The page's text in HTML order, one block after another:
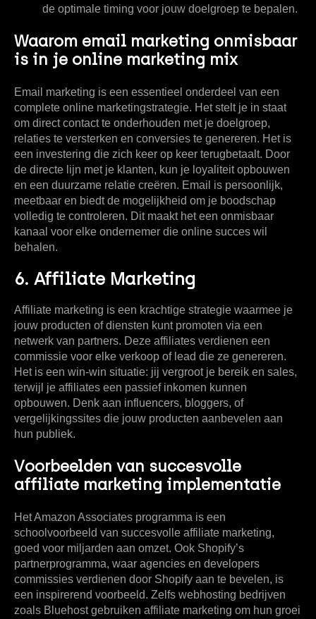
de optimale timing voor jouw doelgroep te bepalen.
Waarom email marketing onmisbaar
is in je online marketing mix
Email marketing is een essentieel onderdeel van een
complete online marketingstrategie. Het stelt je in staat
om direct contact te onderhouden met je doelgroep,
relaties te versterken en conversies te genereren. Het is
een investering die zich keer op keer terugbetaalt. Door
de directe lijn met je klanten, kun je loyaliteit opbouwen
en een duurzame relatie creëren. Email is persoonlijk,
meetbaar en biedt de mogelijkheid om je boodschap
volledig te controleren. Dit maakt het een onmisbaar
kanaal voor elke ondernemer die online succes wil
behalen.
6. Affiliate Marketing
Affiliate marketing is een krachtige strategie waarmee je
jouw producten of diensten kunt promoten via een
netwerk van partners. Deze affiliates verdienen een
commissie voor elke verkoop of lead die ze genereren.
Het is een win-win situatie: jij vergroot je bereik en sales,
terwijl je affiliates een passief inkomen kunnen
opbouwen. Denk aan influencers, bloggers, of
vergelijkingssites die jouw producten aanbevelen aan
hun publiek.
Voorbeelden van succesvolle
affiliate marketing implementatie
Het Amazon Associates programma is een
schoolvoorbeeld van succesvolle affiliate marketing,
goed voor miljarden aan omzet. Ook Shopify’s
partnerprogramma, waar agencies en developers
commissies verdienen door Shopify aan te bevelen, is
een inspirerend voorbeeld. Zelfs webhosting bedrijven
zoals Bluehost gebruiken affiliate marketing om hun groei